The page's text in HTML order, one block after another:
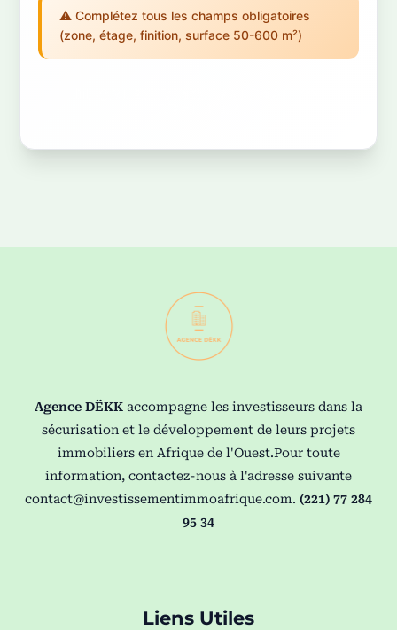
⚠️ Complétez tous les champs obligatoires
(zone, étage, finition, surface 50-600 m²)
Agence DËKK accompagne les investisseurs dans la
sécurisation et le développement de leurs projets
immobiliers en Afrique de l'Ouest.Pour toute
information, contactez-nous à l'adresse suivante
contact@investissementimmoafrique.com. (221) 77 284
95 34
Liens Utiles